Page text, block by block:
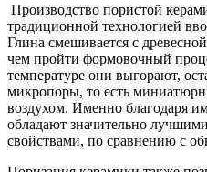
Производство пористой
традиционной технологией
Глина смешивается с
чем пройти формовочный
температуре они выгорают,
микропоры, то есть
воздухом. Именно благодаря
обладают значительно
свойствами, по сравнению с